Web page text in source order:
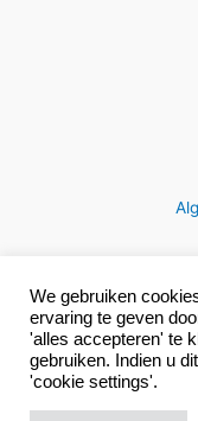
We gebruiken
ervaring te geven
'alles accepteren' te
gebruiken. Indien u
'cookie settings'.